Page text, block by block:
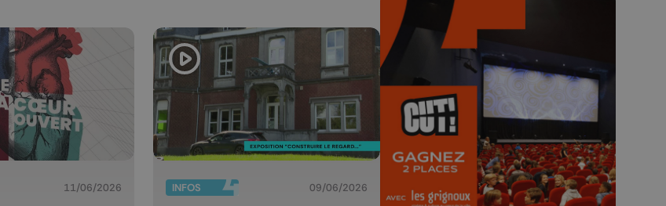
11/06/2026 INFOS 09/06/2026
🎬 Concours CUT x
Les Grignoux ✨
Concours permanent - 2 places à
gagner chaque semaine !